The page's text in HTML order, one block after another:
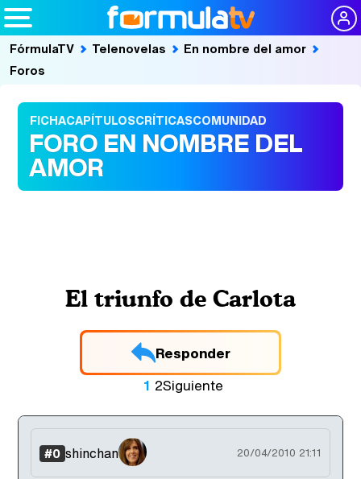
FórmulaTV Telenovelas
En nombre del amor
Foros
FICHACAPÍTULOSCRÍTICASCOMUNIDAD
FORO EN NOMBRE DEL
AMOR
El triunfo de Carlota
Responder
1 2Siguiente
#0 shinchan 20/04/2010 21:11